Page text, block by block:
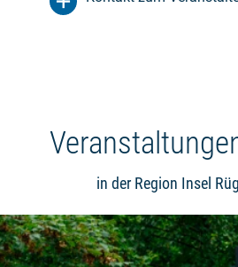
in der Region Insel